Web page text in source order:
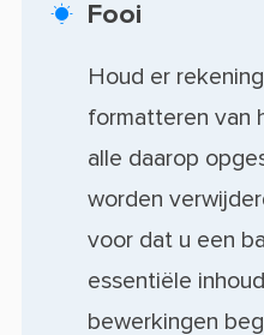
 Fooi
Houd er
formatteren van
alle daarop
worden
voor dat u een
essentiële
bewerkingen